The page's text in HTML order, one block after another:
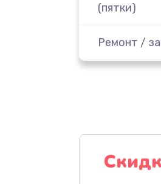
(пятки)
Ремонт /